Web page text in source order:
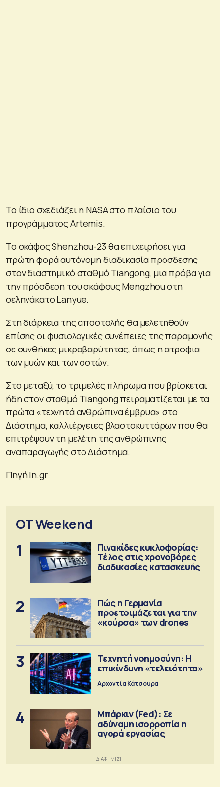
Το ίδιο σχεδιάζει η NASA στο πλαίσιο του
προγράμματος Artemis.
Το σκάφος Shenzhou-23 θα επιχειρήσει για
πρώτη φορά αυτόνομη διαδικασία πρόσδεσης
στον διαστημικό σταθμό Tiangong, μια πρόβα για
την πρόσδεση του σκάφους Mengzhou στη
σεληνάκατο Lanyue.
Στη διάρκεια της αποστολής θα μελετηθούν
επίσης οι φυσιολογικές συνέπειες της παραμονής
σε συνθήκες μικροβαρύτητας, όπως η ατροφία
των μυών και των οστών.
Στο μεταξύ, το τριμελές πλήρωμα που βρίσκεται
ήδη στον σταθμό Tiangong πειραματίζεται με τα
πρώτα «τεχνητά ανθρώπινα έμβρυα» στο
Διάστημα, καλλιέργειες βλαστοκυττάρων που θα
επιτρέψουν τη μελέτη της ανθρώπινης
αναπαραγωγής στο Διάστημα.
Πηγή In.gr
OT Weekend
1
Πινακίδες κυκλοφορίας:
Τέλος στις χρονοβόρες
διαδικασίες κατασκευής
2
Πώς η Γερμανία
προετοιμάζεται για την
«κούρσα» των drones
3
Τεχνητή νοημοσύνη: Η
επικίνδυνη «τελειότητα»
Αρχοντία Κάτσουρα
4
Μπάρκιν (Fed): Σε
αδύναμη ισορροπία η
αγορά εργασίας